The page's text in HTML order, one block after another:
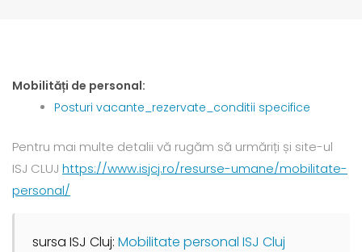
Mobilități de personal:
Posturi vacante_rezervate_conditii specifice
Pentru mai multe detalii vă rugăm să urmăriți și site-ul
ISJ CLUJ https://www.isjcj.ro/resurse-umane/mobilitate-
personal/
sursa ISJ Cluj: Mobilitate personal ISJ Cluj